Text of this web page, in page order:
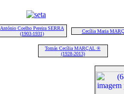
António Coelho Pereira SERRA
(1903-1931)
Cecília Maria
Tomás Cecília MARÇAL ®
(1928-2013)